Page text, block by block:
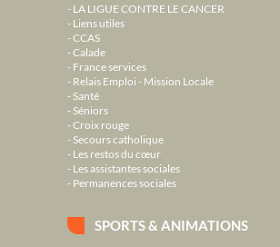
LA LIGUE CONTRE LE CANCER
Liens utiles
CCAS
Calade
France services
Relais Emploi - Mission Locale
Santé
Séniors
Croix rouge
Secours catholique
Les restos du cœur
Les assistantes sociales
Permanences sociales
SPORTS & ANIMATIONS